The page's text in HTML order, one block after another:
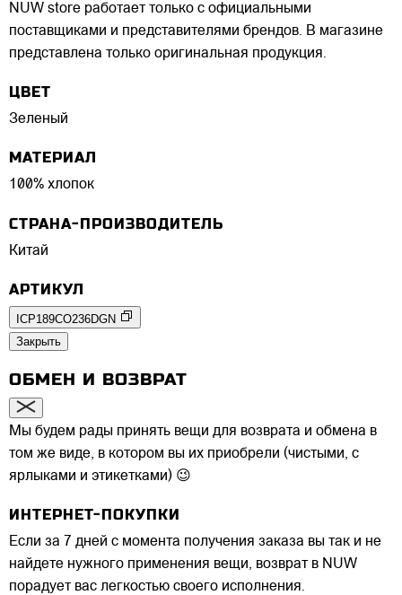
NUW store работает только с официальными
поставщиками и представителями брендов. В магазине
представлена только оригинальная продукция.
ЦВЕТ
Зеленый
МАТЕРИАЛ
100% хлопок
СТРАНА-ПРОИЗВОДИТЕЛЬ
Китай
АРТИКУЛ
ICP189CO236DGN
Закрыть
ОБМЕН И ВОЗВРАТ
Мы будем рады принять вещи для возврата и обмена в
том же виде, в котором вы их приобрели (чистыми, с
ярлыками и этикетками) 😉
ИНТЕРНЕТ-ПОКУПКИ
Если за 7 дней с момента получения заказа вы так и не
найдете нужного применения вещи, возврат в NUW
порадует вас легкостью своего исполнения.